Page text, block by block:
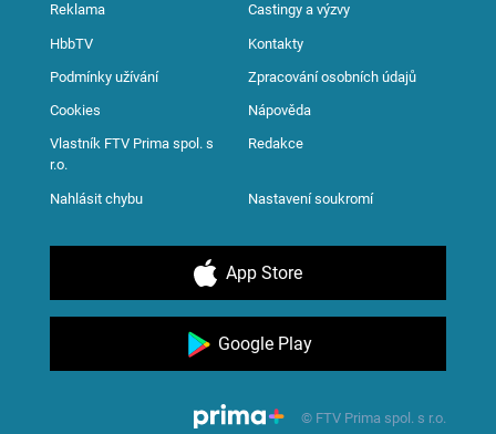
Reklama Castingy a výzvy
HbbTV Kontakty
Podmínky užívání Zpracování osobních údajů
Cookies Nápověda
Vlastník FTV Prima spol. s
r.o.
Redakce
Nahlásit chybu Nastavení soukromí
App Store
Google Play
© FTV Prima spol. s r.o.